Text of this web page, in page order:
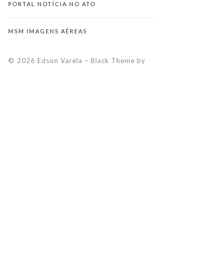
PORTAL NOTÍCIA NO ATO
MSM IMAGENS AÉREAS
© 2026 Edson Varela – Black Theme by